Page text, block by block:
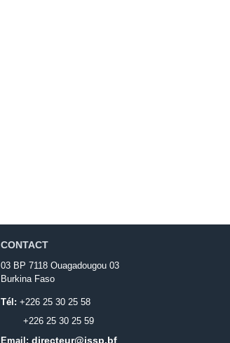
CONTACT
03 BP 7118 Ouagadougou 03
Burkina Faso
Tél:+226 25 30 25 58
+226 25 30 25 59
Email:directeur@issp.bf